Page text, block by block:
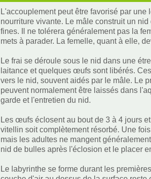
L'accouplement peut être favorisé par
nourriture vivante. Le mâle construit un
fines. Il ne tolérera généralement pas la
mets à parader. La femelle, quant à elle,
Le frai se déroule sous le nid dans une
laitance et quelques œufs sont libérés.
vers le nid, souvent aidés par le mâle. Le
peuvent normalement être laissés dans
garde et l'entretien du nid.
Les œufs éclosent au bout de 3 à 4 jours
vitellin soit complètement résorbé. Une
mais les adultes ne mangent
nid de bulles après l'éclosion et le placer
Le labyrinthe se forme durant les